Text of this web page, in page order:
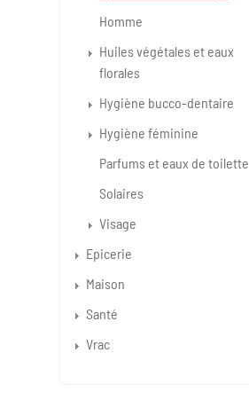
Homme
Huiles végétales et eaux
florales
Hygiène bucco-dentaire
Hygiène féminine
Parfums et eaux de toilette
Solaires
Visage
Epicerie
Maison
Santé
Vrac